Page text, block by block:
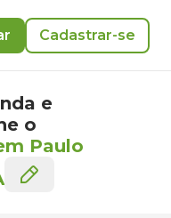
Cadastrar-se
e
o
Paulo